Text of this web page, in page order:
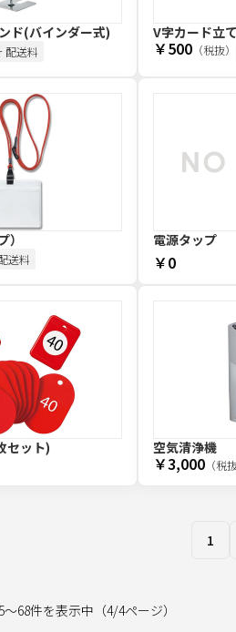
ド(バインダー式)
配送料
V字カード立て
￥500 （税抜）
送料
電源タップ
￥0
セット) 空気清浄機
￥3,000 （税
1
～68件を表示中 （4/4ページ）